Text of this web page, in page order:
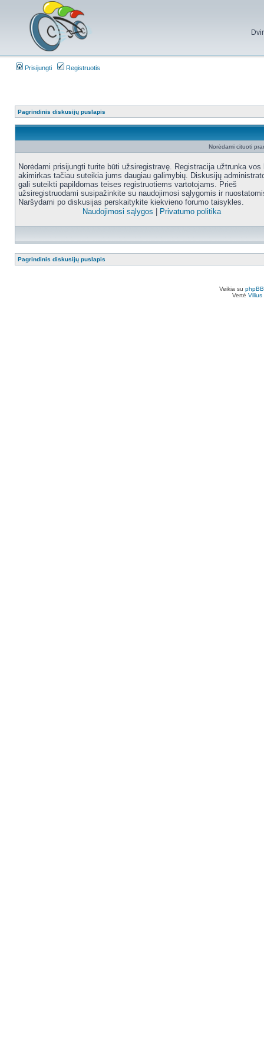
Prisijungti Registruotis
Pagrindinis diskusijų puslapis
Norėdami cituoti
Norėdami prisijungti turite būti užsiregistravę. Registracija užtrunka vos
akimirkas tačiau suteikia jums daugiau galimybių. Diskusijų
gali suteikti papildomas teises registruotiems vartotojams. Prieš
užsiregistruodami susipažinkite su naudojimosi sąlygomis ir
Naršydami po diskusijas perskaitykite kiekvieno forumo taisykles.
Naudojimosi sąlygos
Privatumo politika
Pagrindinis diskusijų puslapis
Veikia su phpBB
Vertė Vilius